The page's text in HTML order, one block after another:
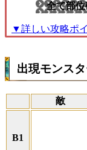
全て部
▼詳しい攻略ポ
出現モンス
敵
B1